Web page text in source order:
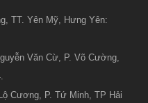
TT. Yên Mỹ, Hưng Yên:
Văn Cừ, P. Võ Cường,
Cương, P. Tứ Minh, TP Hải